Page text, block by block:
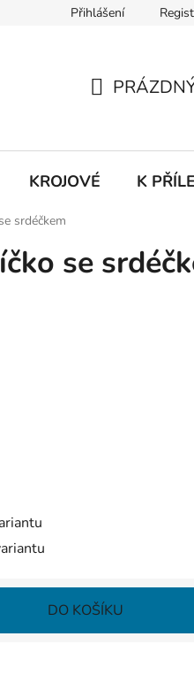
Přihlášení
KOŠÍK
KROJOVÉ K
srdéčkem
se
DO KOŠÍKU